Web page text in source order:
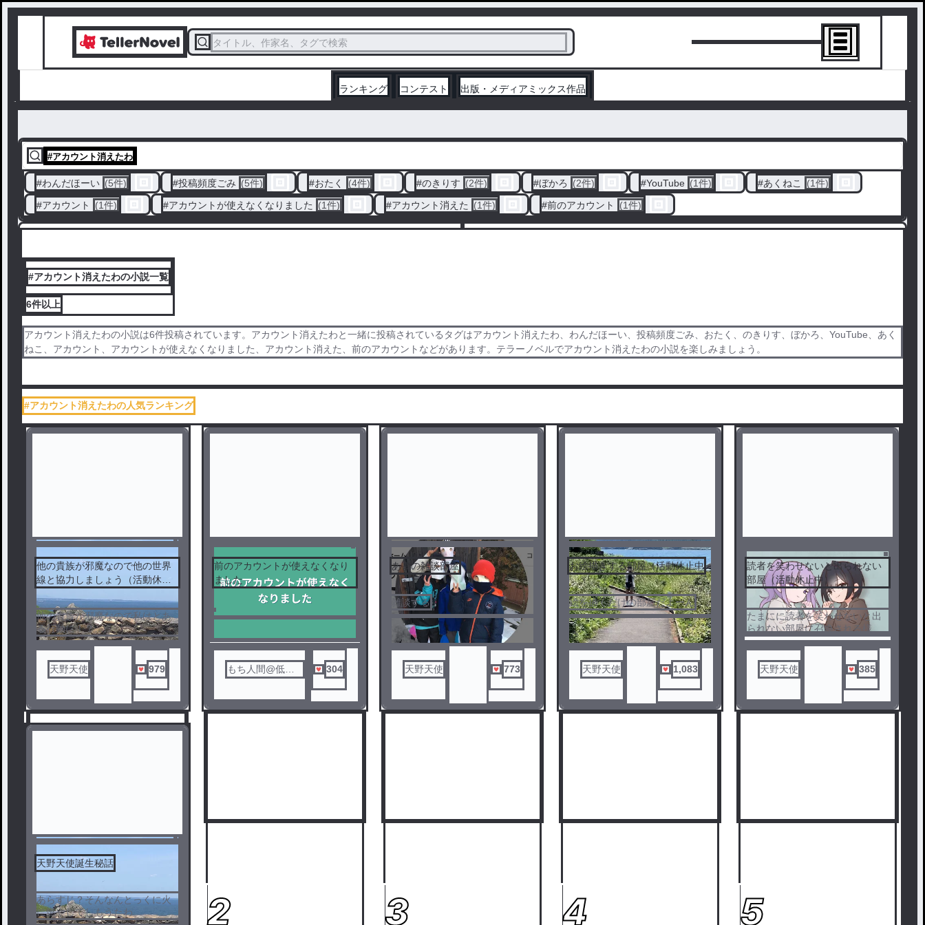
タイトル、作家名、タグで検索
ランキング コンテスト 出版・メディアミックス作品
#アカウント消えたわ
#わんだほーい (5件) #投稿頻度ごみ (5件) #おたく (4件) #のきりす (2件) #ぼかろ (2件) #YouTube (1件) #あくねこ
(1件)
#アカウント (1件) #アカウントが使えなくなりました (1件) #アカウント消えた (1件) #前のアカウント (1件)
#アカウント消えたわの小説一覧
6件以上
アカウント消えたわの小説は6件投稿されています。アカウント消えたわと一緒に投稿されているタグはアカウント消えたわ、わんだほーい、投稿頻度ごみ、おたく、のきりす、ぼかろ、YouTube、あく
ねこ、アカウント、アカウントが使えなくなりました、アカウント消えた、前のアカウントなどがあります。テラーノベルでアカウント消えたわの小説を楽しみましょう。
#アカウント消えたわの人気ランキング
他の貴族が邪魔なので他の世界
線と協力しましょう（活動休止
他の貴族が邪魔なので私はとあ
る行動に！？
ちなみにあの写真自●スポット
天野天使 979
1
前のアカウントが使えなくなり
ました
もち人間@低浮
304
2
あまの雑談部屋
雑談する
天野天使 773
3
お絵描きする部屋（活動休止中
絵を描くだけの部屋だよーん
天野天使 1,083
4
読者を笑わせないと出られない
部屋（活動休止中）
たまにに読者を笑わせないと出
られない部屋に召喚される様に
なってしまった
天野天使 385
5
天野天使誕生秘話
あらすじ？そんなんとっくに火
に燃やしてしもうたわ